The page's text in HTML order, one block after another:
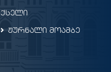
ქსელი
ჟურნალი მოამბე